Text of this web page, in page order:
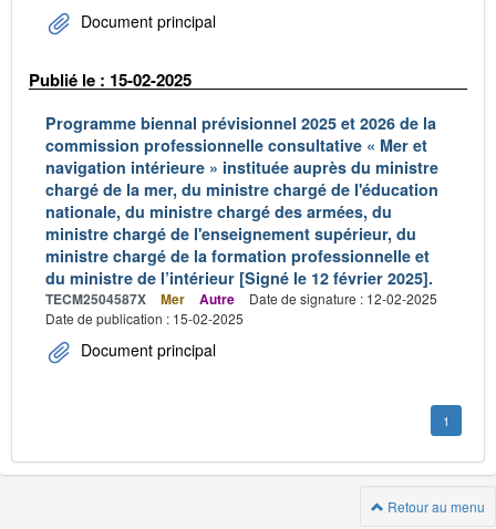
Document principal
Publié le : 15-02-2025
Programme biennal prévisionnel 2025 et 2026 de la
commission professionnelle consultative « Mer et
navigation intérieure » instituée auprès du ministre
chargé de la mer, du ministre chargé de l'éducation
nationale, du ministre chargé des armées, du
ministre chargé de l'enseignement supérieur, du
ministre chargé de la formation professionnelle et
du ministre de l’intérieur [Signé le 12 février 2025].
TECM2504587X Mer Autre
Date de signature : 12-02-2025
Date de publication : 15-02-2025
Document principal
1
Retour au menu